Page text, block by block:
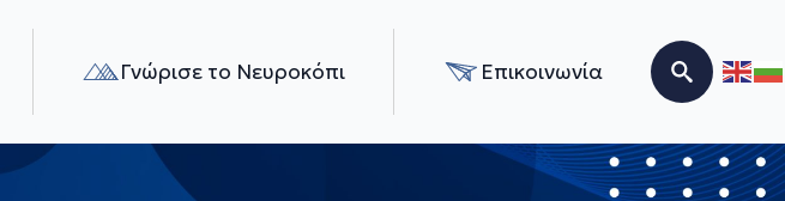
Γνώρισε το Νευροκόπι
Επικοινωνία
Search for: